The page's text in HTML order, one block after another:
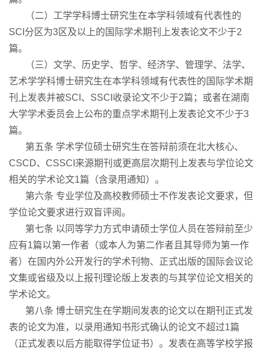
（二）工学学科博士研究生在本学科领域有代表性的
SCI分区为3区及以上的国际学术期刊上发表论文不少于2
篇。
（三）文学、历史学、哲学、经济学、管理学、法学、
艺术学学科博士研究生在本学科领域有代表性的国际学术期
刊上发表并被SCI、SSCI收录论文不少于2篇；或者在湖南
大学学术委员会上公布的重点学术期刊上发表论文不少于3
篇。
第五条 学术学位硕士研究生在答辩前须在北大核心、
CSCD、CSSCI来源期刊或更高层次期刊上发表与学位论文
相关的学术论文1篇（含录用通知）。
第六条 专业学位及高校教师硕士不作发表论文要求，但
学位论文要求进行双盲评阅。
第七条 以同等学力方式申请硕士学位人员在答辩前至少
应有1篇以第一作者（或本人为第二作者且其导师为第一作
者）在国内外公开发行的学术刊物、正式出版的国际会议论
文集或省级及以上报刊理论版上发表的与其学位论文相关的
学术论文。
第八条 博士研究生在学期间发表的论文以在期刊正式发
表的论文为准，以录用通知书形式确认的论文不超过1篇
（正式发表以后方能取得学位证书）。发表在高等学校学报